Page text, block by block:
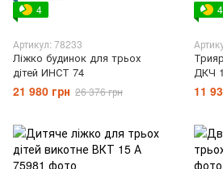
4
Артикул: 78233
Ліжко будинок для трьох
дітей ИНСТ 74
21 980 грн 26 376 грн
4
ДКЧ
11